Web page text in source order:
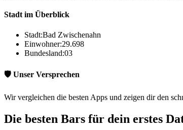
Stadt im Überblick
Stadt:Bad Zwischenahn
Einwohner:29.698
Bundesland:03
🛡️ Unser Versprechen
Wir vergleichen die besten Apps und zeigen dir den
Die besten Bars für dein erstes